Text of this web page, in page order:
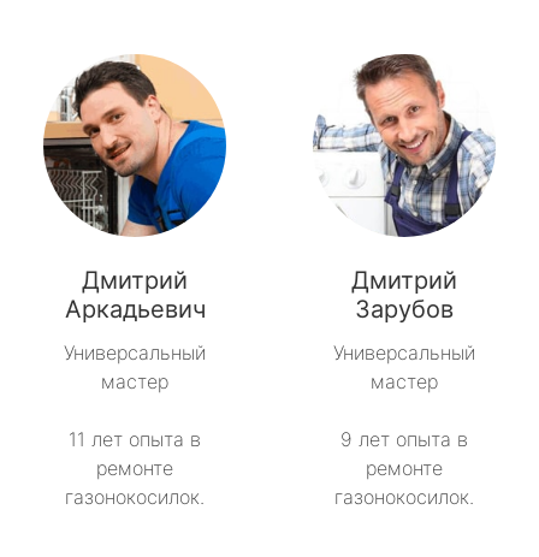
Дмитрий
Аркадьевич
Универсальный
мастер
11 лет опыта в
ремонте
газонокосилок.
Дмитрий
Зарубов
Универсальный
мастер
9 лет опыта в
ремонте
газонокосилок.